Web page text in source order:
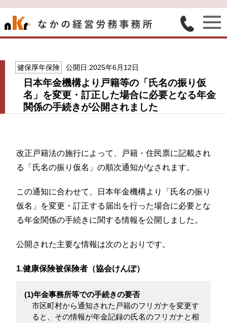
健保厚年保険 公開日:2025年6月12日
日本年金機構より戸籍等の「氏名の振り仮
名」を変更・訂正した場合に必要となる年金
関係の手続きが公開されました
改正戸籍法の施行によって、戸籍・住民票に記載され
る「氏名の振り仮名」の順次通知がなされます。
この通知に合わせて、日本年金機構より「氏名の振り
仮名」を変更・訂正する届出を行った場合に必要とな
る年金関係の手続きに関する情報を公開しました。
公開された主要な情報は次のとおりです。
1.健康保険被保険者（協会けんぽ）
(1)年金事務所等での手続きの要否
市区町村から通知された戸籍のフリガナを変更す
ると、その情報が年金記録の氏名のフリガナと相